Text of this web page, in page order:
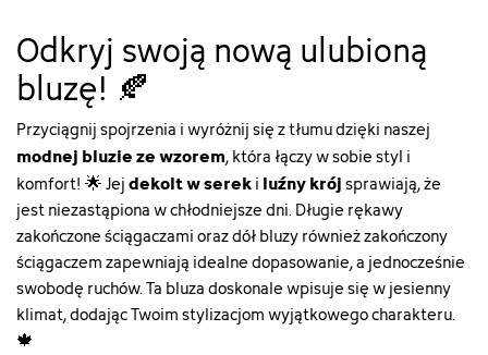
Odkryj swoją nową ulubioną
bluzę! 🍂
Przyciągnij spojrzenia i wyróżnij się z tłumu dzięki naszej
modnej bluzie ze wzorem, która łączy w sobie styl i
komfort! 🌟 Jejdekolt w sereki luźny krójsprawiają, że
jest niezastąpiona w chłodniejsze dni. Długie rękawy
zakończone ściągaczami oraz dół bluzy również zakończony
ściągaczem zapewniają idealne dopasowanie, a jednocześnie
swobodę ruchów. Ta bluza doskonale wpisuje się w jesienny
klimat, dodając Twoim stylizacjom wyjątkowego charakteru.
🍁